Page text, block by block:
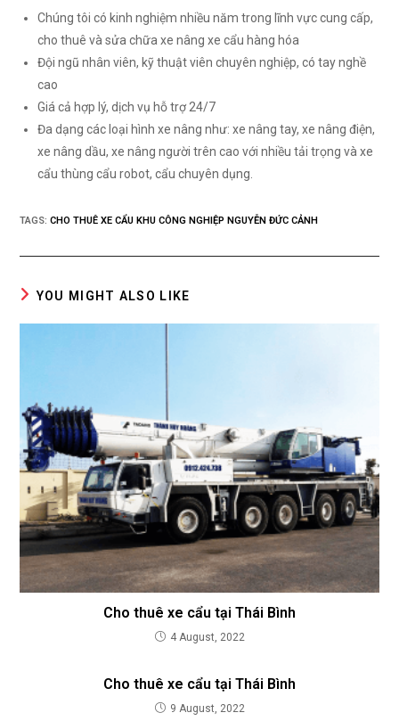
Chúng tôi có kinh nghiệm nhiều năm trong lĩnh vực cung cấp,
cho thuê và sửa chữa xe nâng xe cẩu hàng hóa
Đội ngũ nhân viên, kỹ thuật viên chuyên nghiệp, có tay nghề
cao
Giá cả hợp lý, dịch vụ hỗ trợ 24/7
Đa dạng các loại hình xe nâng như: xe nâng tay, xe nâng điện,
xe nâng dầu, xe nâng người trên cao với nhiều tải trọng và xe
cẩu thùng cẩu robot, cẩu chuyên dụng.
TAGS:CHO THUÊ XE CẨU KHU CÔNG NGHIỆP NGUYỄN ĐỨC CẢNH
YOU MIGHT ALSO LIKE
Cho thuê xe cẩu tại Thái Bình
4 August, 2022
Cho thuê xe cẩu tại Thái Bình
9 August, 2022